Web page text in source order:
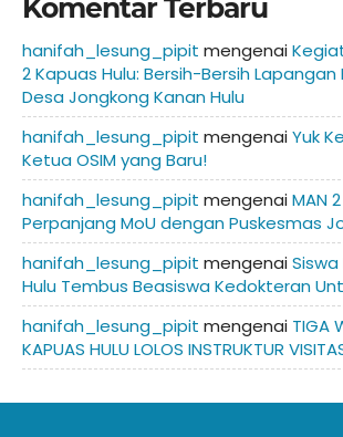
Komentar Terbaru
hanifah_lesung_pipit mengenai
2 Kapuas Hulu: Bersih-Bersih Lapangan
Desa Jongkong Kanan Hulu
hanifah_lesung_pipit mengenaiYuk
Ketua OSIM yang Baru!
hanifah_lesung_pipit mengenaiMAN
Perpanjang MoU dengan Puskesmas
hanifah_lesung_pipit mengenaiSiswa
Hulu Tembus Beasiswa Kedokteran
hanifah_lesung_pipit mengenai TIGA
KAPUAS HULU LOLOS INSTRUKTUR